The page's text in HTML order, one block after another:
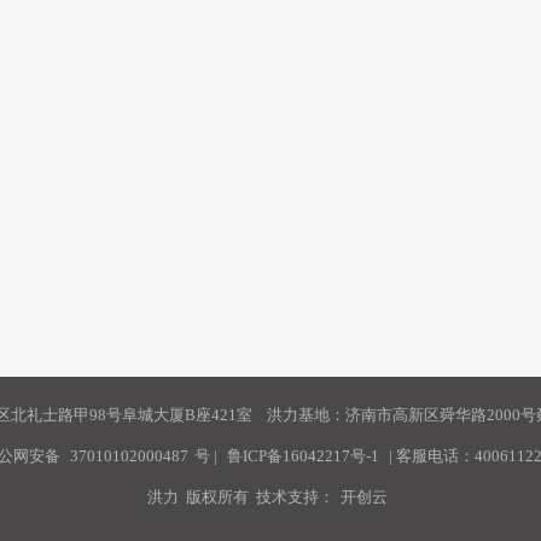
北礼士路甲98号阜城大厦B座421室 洪力基地：济南市高新区舜华路2000号
网安备 37010102000487 号 | 鲁ICP备16042217号-1 | 客服电话：
洪力 版权所有 技术支持： 开创云